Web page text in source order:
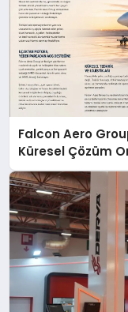
Falcon Aero
Küresel Çözüm